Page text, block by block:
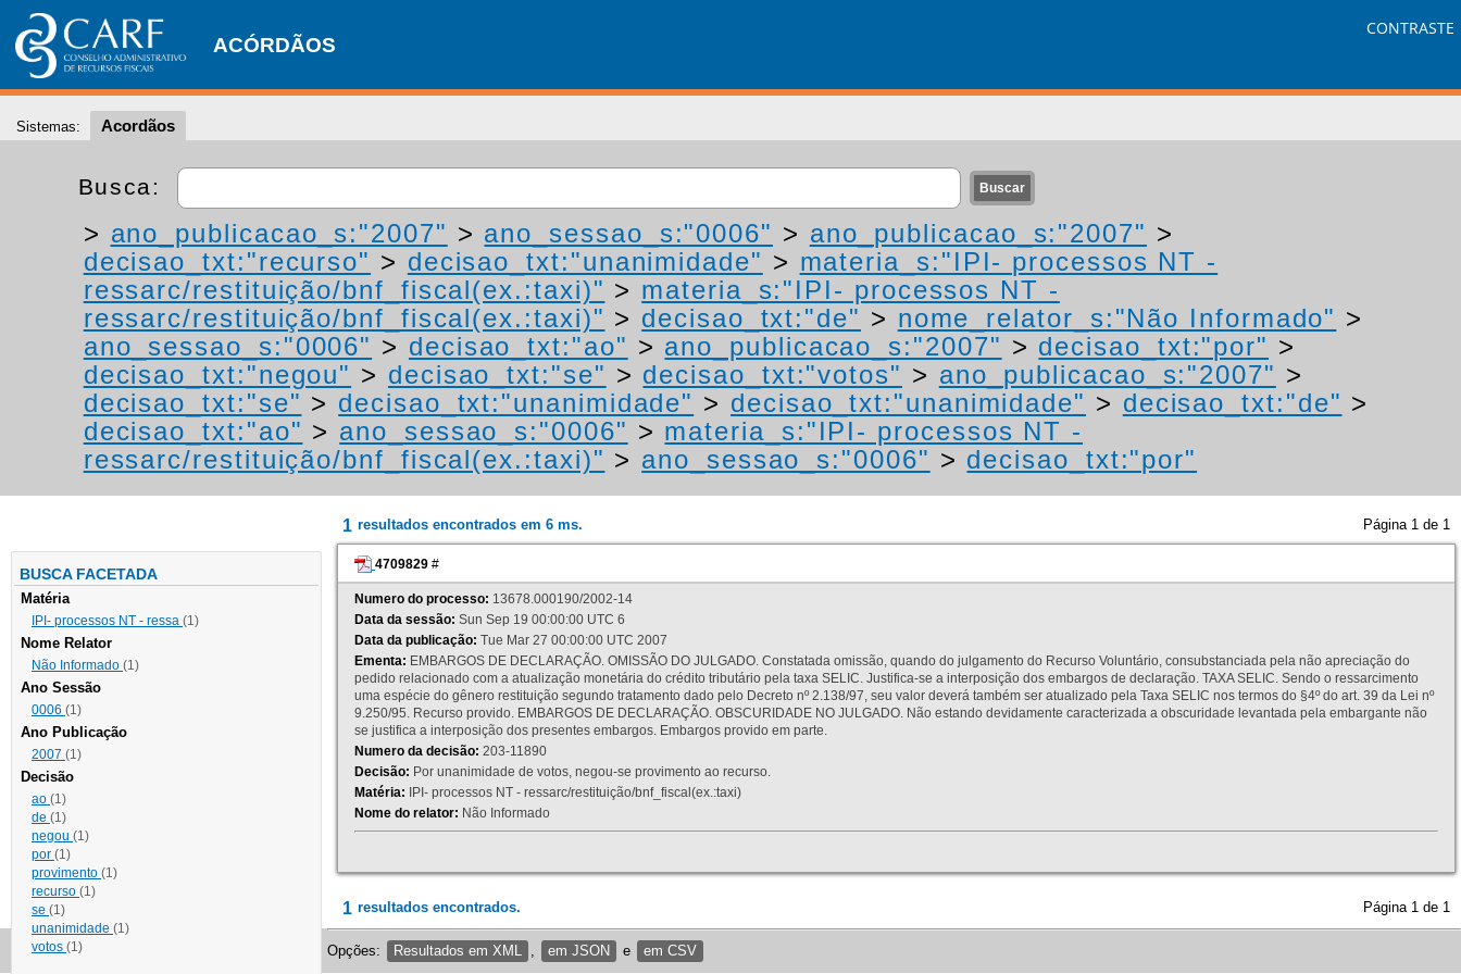
ACÓRDÃOS
CONTRASTE
Sistemas: Acordãos
Busca:
> ano_publicacao_s:"2007" > ano_sessao_s:"0006" > ano_publicacao_s:"2007" >
decisao_txt:"recurso" > decisao_txt:"unanimidade" > materia_s:"IPI- processos NT -
ressarc/restituição/bnf_fiscal(ex.:taxi)" > materia_s:"IPI- processos NT -
ressarc/restituição/bnf_fiscal(ex.:taxi)" > decisao_txt:"de" > nome_relator_s:"Não Informado" >
ano_sessao_s:"0006" > decisao_txt:"ao" > ano_publicacao_s:"2007" > decisao_txt:"por" >
decisao_txt:"negou" > decisao_txt:"se" > decisao_txt:"votos" > ano_publicacao_s:"2007" >
decisao_txt:"se" > decisao_txt:"unanimidade" > decisao_txt:"unanimidade" > decisao_txt:"de" >
decisao_txt:"ao" > ano_sessao_s:"0006" > materia_s:"IPI- processos NT -
ressarc/restituição/bnf_fiscal(ex.:taxi)" > ano_sessao_s:"0006" > decisao_txt:"por"
BUSCA FACETADA
Matéria
IPI- processos NT - ressa (1)
Nome Relator
Não Informado (1)
Ano Sessão
0006 (1)
Ano Publicação
2007 (1)
Decisão
ao (1)
de (1)
negou (1)
por (1)
provimento (1)
recurso (1)
se (1)
unanimidade (1)
votos (1)
1 resultados encontrados em 6 ms. Página 1 de 1
4709829 #
Numero do processo: 13678.000190/2002-14
Data da sessão: Sun Sep 19 00:00:00 UTC 6
Data da publicação: Tue Mar 27 00:00:00 UTC 2007
Ementa: EMBARGOS DE DECLARAÇÃO. OMISSÃO DO JULGADO. Constatada omissão, quando do julgamento do Recurso Voluntário, consubstanciada pela não apreciação do
pedido relacionado com a atualização monetária do crédito tributário pela taxa SELIC. Justifica-se a interposição dos embargos de declaração. TAXA SELIC. Sendo o ressarcimento
uma espécie do gênero restituição segundo tratamento dado pelo Decreto nº 2.138/97, seu valor deverá também ser atualizado pela Taxa SELIC nos termos do §4º do art. 39 da Lei nº
9.250/95. Recurso provido. EMBARGOS DE DECLARAÇÃO. OBSCURIDADE NO JULGADO. Não estando devidamente caracterizada a obscuridade levantada pela embargante não
se justifica a interposição dos presentes embargos. Embargos provido em parte.
Numero da decisão: 203-11890
Decisão: Por unanimidade de votos, negou-se provimento ao recurso.
Matéria: IPI- processos NT - ressarc/restituição/bnf_fiscal(ex.:taxi)
Nome do relator: Não Informado
1 resultados encontrados. Página 1 de 1
Opções: Resultados em XML em JSON e em CSV